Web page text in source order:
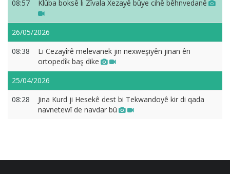
08:57 Klûba boksê li Zîvala Xezayê bûye cihê bêhnvedanê
26/05/2026
08:38
Li Cezayîrê melevanek jin nexweşiyên jinan ên
ortopedîk baş dike
25/04/2026
08:28
Jina Kurd ji Hesekê dest bi Tekwandoyê kir di qada
navnetewî de navdar bû